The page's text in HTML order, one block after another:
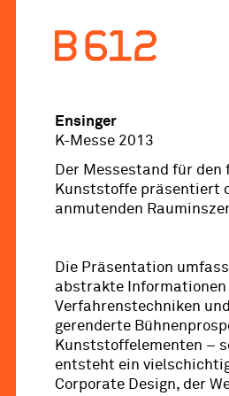
Ensinger
K-Messe 2013
Der Messestand für
Kunststoffe präsentiert
anmutenden
Die Präsentation
abstrakte Informationen
Verfahrenstechniken
gerenderte
Kunststoffelementen –
entsteht ein
Corporate Design, der